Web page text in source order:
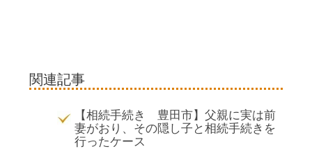
関連記事
【相続手続き 豊田市】父親に実は前
妻がおり、その隠し子と相続手続きを
行ったケース